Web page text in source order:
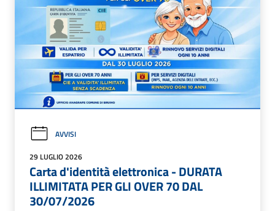
AVVISI
29 LUGLIO 2026
Carta d'identità elettronica - DURATA
ILLIMITATA PER GLI OVER 70 DAL
30/07/2026